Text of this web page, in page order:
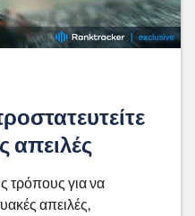
απειλές
τρόπους για να
απειλές,